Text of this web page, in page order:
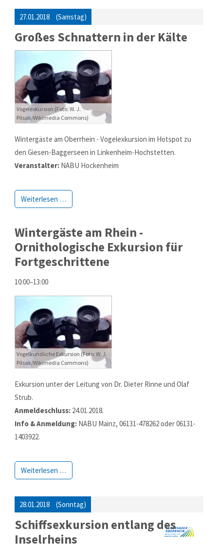
27.01.2018 (Samstag)
Großes Schnattern in der Kälte
Vogelexkursion (Foto: W. J.
Pilsak/Wikimedia Commons)
Wintergäste am Oberrhein - Vogelexkursion im Hotspot zu
den Giesen-Baggerseen in Linkenheim-Hochstetten.
Veranstalter: NABU Hockenheim
Weiterlesen …
Wintergäste am Rhein -
Ornithologische Exkursion für
Fortgeschrittene
10:00–13:00
Vogelkundliche Exkursion (Foto: W. J.
Pilsak/Wikimedia Commons)
Exkursion unter der Leitung von Dr. Dieter Rinne und Olaf
Strub.
Anmeldeschluss: 24.01.2018.
Info & Anmeldung: NABU Mainz, 06131-478262 oder 06131-
1403922.
Weiterlesen …
28.01.2018 (Sonntag)
Schiffsexkursion entlang des
Inselrheins
Kontaktdaten
für Rheinland-Pfalz + Hessen
NABU-Naturschutzzentrum Rheinauen
RobertEgeling
An den Rheinwiesen 5
55411Bingen
info@Lebensader-Oberrhein.de
http://www.lebensader-oberrhein.de
Your Name*
Your e-Mail*
Message*
Send a copy of this email to me
Login
Benutzername
Passwort
Anmelden